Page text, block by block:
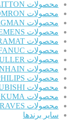
محصولات LITTON
محصولات OMRON
محصولات STEGMAN
محصولات SIEMENS
محصولات INDRAMAT
محصولات FANUC
محصولات BAUMULLER
محصولات HEIDENHAIN
محصولات PHILIPS
محصولات MITSUBISHI
محصولات OKUMA
محصولات CONTRAVES
سایر برندها